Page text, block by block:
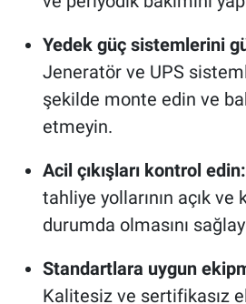
Yedek güç sistemlerini
Jeneratör ve UPS
şekilde monte edin ve
etmeyin.
Acil çıkışları kontrol edin:
tahliye yollarının açık ve
durumda olmasını
Standartlara uygun
Kalitesiz ve sertifikasız